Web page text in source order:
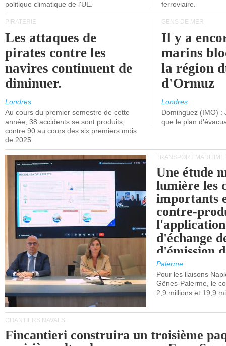
politique climatique de l'UE.
ferroviaire.
PIRATERIE
Les attaques de
pirates contre les
navires continuent de
diminuer.
Londres
Au cours du premier semestre de cette
année, 38 accidents se sont produits,
contre 90 au cours des six premiers mois
de 2025.
GENS DE MER
Il y a
marins
la région
d'Ormuz
Londres
Dominguez (IMO) :
que le plan
TRANSPORT MARITIME
Une étude
lumière les
importants
contre-
d'échange
d'émission
(SEQE-UE)
maritimes
occidentale.
Palerme
Pour les liaisons
Gênes-Palerme, le
2,9 millions et 19,9
CHANTIERS NAVALS
Fincantieri construira un troisième